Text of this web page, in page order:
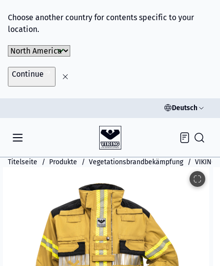
Choose another country for contents specific to your
location.
Choose Market
Continue
Deutsch
Inquiry
Titelseite Produkte Vegetationsbrandbekämpfung VIKING